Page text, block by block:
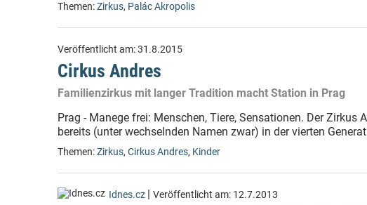
Themen:Zirkus, Palác Akropolis
Veröffentlicht am:31.8.2015
Cirkus Andres
Familienzirkus mit langer Tradition macht Station in Prag
Prag - Manege frei: Menschen, Tiere, Sensationen. Der
bereits (unter wechselnden Namen zwar) in der vierten
Themen:Zirkus, Cirkus Andres, Kinder
Idnes.cz | Veröffentlicht am: 12.7.2013